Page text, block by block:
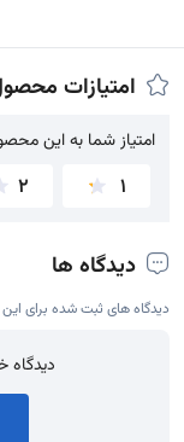
امتیازات
امتیاز شما به این
امتیاز شما به این
1
2
دیدگاه ها
دیدگاه های ثبت شده برای
دیدگاه